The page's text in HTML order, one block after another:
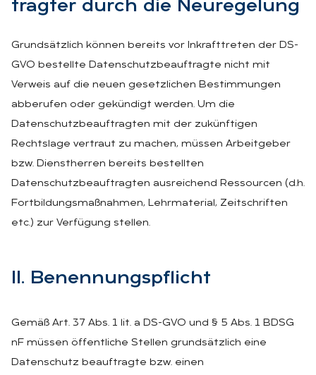
trag­ter durch die Neu­re­ge­lung
Grundsätzlich können bereits vor Inkrafttreten der DS-
GVO bestellte Datenschutzbeauftragte nicht mit
Verweis auf die neuen gesetzlichen Bestimmungen
abberufen oder gekündigt werden. Um die
Datenschutzbeauftragten mit der zukünftigen
Rechtslage vertraut zu machen, müssen Arbeitgeber
bzw. Dienstherren bereits bestellten
Datenschutzbeauftragten ausreichend Ressourcen (d.h.
Fortbildungsmaßnahmen, Lehrmaterial, Zeitschriften
etc.) zur Verfügung stellen.
II. Be­nen­nungs­pflicht
Gemäß Art. 37 Abs. 1 lit. a DS-GVO und § 5 Abs. 1 BDSG
nF müssen öffentliche Stellen grundsätzlich eine
Datenschutz beauftragte bzw. einen